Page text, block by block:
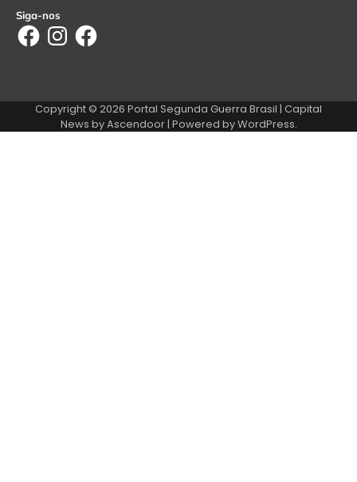
Siga-nos
FacebookInstagramFacebook
Copyright © 2026 Portal Segunda Guerra Brasil | Capital
News byAscendoor| Powered byWordPress.